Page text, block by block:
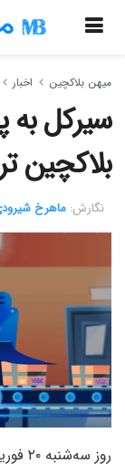
میهن بلاکچین اخبار
بلاکچین
نگارش:‌ ماهرخ